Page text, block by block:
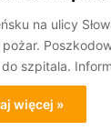
na ulicy
pożar.
szpitala.
więcej »